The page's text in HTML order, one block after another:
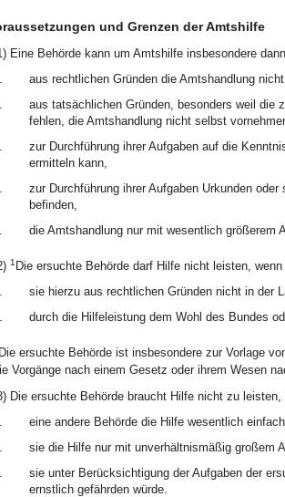
und Grenzen der Amtshilfe
Eine Behörde kann um Amtshilfe insbesondere
aus rechtlichen Gründen die Amtshandlung
aus tatsächlichen Gründen, besonders weil die
fehlen, die Amtshandlung nicht selbst
zur Durchführung ihrer Aufgaben auf die
ermitteln kann,
zur Durchführung ihrer Aufgaben Urkunden
befinden,
die Amtshandlung nur mit wesentlich größerem
1 Die ersuchte Behörde darf Hilfe nicht leisten, wenn
sie hierzu aus rechtlichen Gründen nicht in der
durch die Hilfeleistung dem Wohl des Bundes
Die ersuchte Behörde ist insbesondere zur Vorlage
Vorgänge nach einem Gesetz oder ihrem Wesen
Die ersuchte Behörde braucht Hilfe nicht zu leisten,
eine andere Behörde die Hilfe wesentlich
sie die Hilfe nur mit unverhältnismäßig großem
sie unter Berücksichtigung der Aufgaben der
ernstlich gefährden würde.